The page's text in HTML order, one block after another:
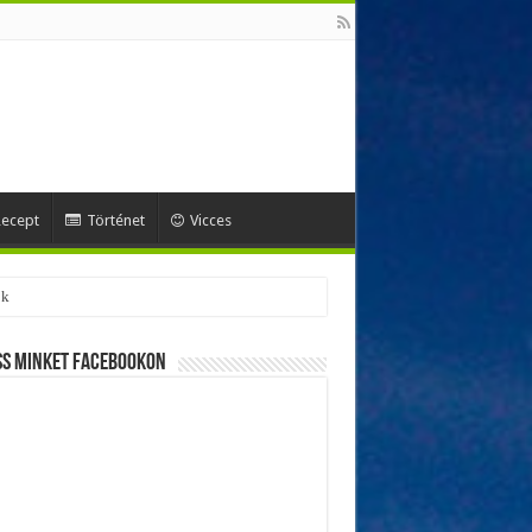
Történet Vicces
minket Facebookon